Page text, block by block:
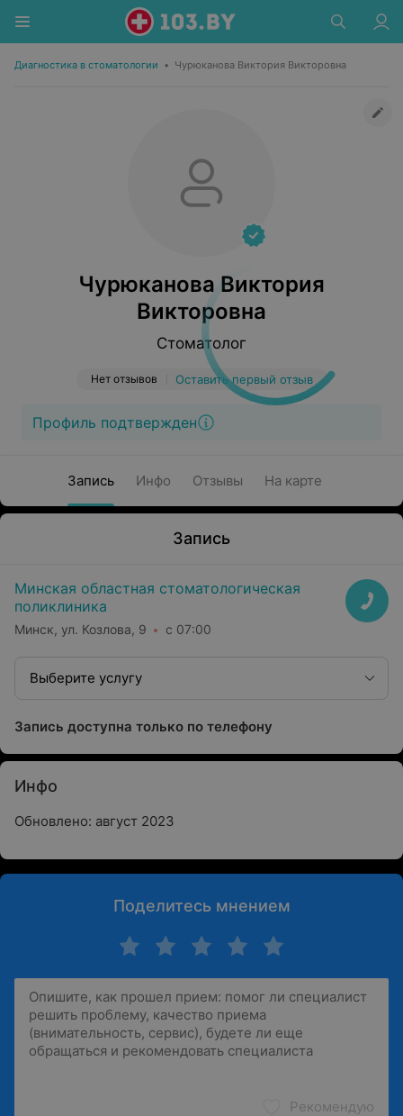
Диагностика в стоматологии • Чурюканова Виктория Викторовна
Чурюканова Виктория
Викторовна
Стоматолог
Нет отзывов Оставить первый отзыв
Профиль подтвержден
Запись Инфо Отзывы На карте
Запись
Минская областная стоматологическая
поликлиника
Минск, ул. Козлова, 9 с 07:00
Выберите услугу
Запись доступна только по телефону
Инфо
Обновлено: август 2023
Поделитесь мнением
Рекомендую